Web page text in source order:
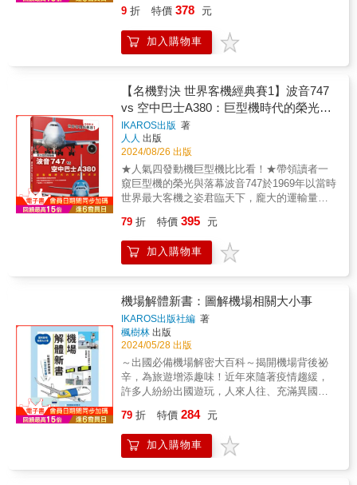
天空中的主角。★波音777 vs 空中巴士
公司會將主力的「旗艦機種」，投入長距離國
際線或國內幹線。過去多由四發機、三發機擔
任，不過隨著航程延長、發動機可靠度提升、
航線相關法規放寬等等，波音777跟空中巴士
A350這兩款大型廣體雙發機相繼出世，問鼎旗
艦機的寶座。波音開發777時首次採取「協同作
業」的方式，剛上市就能投入長程航線營運，
與787搭配無間，就此銷售長紅；而空中巴士也
不甘示弱，推出新世代高科技廣體機
A350XWB，帶給顧客更舒適的體驗，訂單急速
跳升，後續機型也成功大幅拓展航線，成為空
中巴士逆襲的王牌。本書便以知名波音777 跟
空中巴士A350 開發背景、各種衍生機型加以解
說，並以旗艦機種的變遷，回顧民航機的發展
歷史。系列特色1. 針對飛機內部、各重要部位
用圖片加以解說2. 精彩衍生機型一覽3. 將類型
錄
然而由於雙發廣體客機得以投入長程航線，導
便停止生產；而雙發動機A330問世時僅有零星
訂單，但經過改良後，營運成本大幅降低，銷
售開始一路長紅，成為空中巴士數一數二熱銷
音787&767與空中巴士A330&A340開發歷史脈
絡做對照，詳述機種的開發背景、衍伸機型特
色等，搭配精彩內部照片瞭解雙發中型機成為
多家航空公司主力的與理由。
交通帶來巨大變化的「移動革命」&現在，百年
一度的移動革命即將發生。正如從前廉價汽油
車（福特T型車）在美國上市後，大多數的馬車
變。&汽車已開始像電腦與手機那樣可以隨時連
上網路交換資訊，並朝著自動化的方向發展以
提升安全性。而且為了保護環境，實現去碳
化，多數國家對汽油車的管制日趨嚴格，加速
了汽車的電動化與電動車轉型。&電動車在行駛
時不會排放汙染環境的物質。因此，電動車被
視為一種終極的「環保車」，作為環境問題的
解方，近幾年愈來愈受重視。所以現在全世界
的電動車銷量都在急速攀升。&從機械、電、化
學的角度，透過豐富插圖及照片，完全圖解終
片和圖片整理並解說電動車的運作原理外，還
從各個層面與不同觀點闡明電動車普及所要面
臨的課題。另外，也將一併介紹跟電動車一樣
動力車以及燃料電池車，帶你了解電動車產業
的全貌。&認識電動車，不單單只是多認識一種
汽車，更能幫你思考未來的社會變化。因為電
動車的普及，不只跟未來將發生的俗稱「移動
革命」的交通大變革有關，也會促使人們去思
考能源之於社會的意義，以及現在全球正努力
實現的永續社會。
9 折 特價 378 元
加入購物車
【名機對決 世界客機經典賽1】波音747
vs 空中巴士A380：巨型機時代的榮光與
終結──世界飛機系列10
IKAROS出版 著
人人 出版
2024/08/26 出版
★人氣四發動機巨型機比比看！★帶領讀者一
窺巨型機的榮光與落幕波音747於1969年以當時
世界最大客機之姿君臨天下，龐大的運輸量為
無霸客機」，在飛機迷當中擁有高人氣。波音
747除了兼具客貨機功能取得亮眼成績外，也有
運載太空梭、飛行天文台、空中滅火……等多
造出的A380。史上最大客機的寬敞客艙，在航
空公司彈性運用下，不斷創新改革，甚至有航
空公司將淋浴間、有如私人宅邸般的豪華套房
搬上飛機。即使這兩種大型飛機特色十足、備
受喜愛，但隨著市場需求轉變及環保意識抬
頭，最後仍相繼走向停產之途。本書將一般大
眾也熟悉的波音747、空中巴士A380做比較，
分別解說其開發背景、衍生機型、內部構造解
說等，透過精彩照片帶領讀者一窺巨型機的榮
79 折 特價 395 元
加入購物車
機場解體新書：圖解機場相關大小事
IKAROS出版社編 著
楓樹林 出版
2024/05/28 出版
～出國必備機場解密大百科～揭開機場背後祕
辛，為旅遊增添趣味！近年來隨著疫情趨緩，
許多人紛紛出國遊玩，人來人往、充滿異國風
想過，身為出國必經之處的「機場」究竟具有
什麼樣的運作機制與魅力嗎？透過本書情境，
想像一段從日本出發，抵達國外機場的旅
79 折 特價 284 元
加入購物車